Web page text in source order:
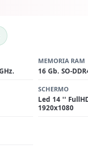
MEMORIA RAM
16 Gb. SO-
SCHERMO
Led 14 ''
1920x1080